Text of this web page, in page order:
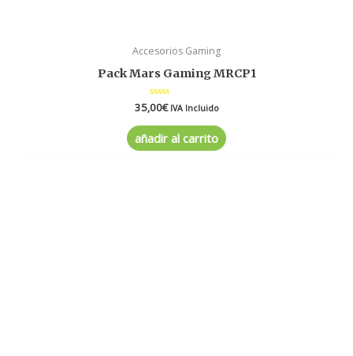
Accesorios Gaming
Pack Mars Gaming MRCP1
Valorado
0
de
5
35,00€ IVA Incluido
añadir al carrito